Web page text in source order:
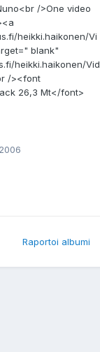
/>One video
heikki.haikonen/Vi
blank"
heikki.haikonen/Vid
/><font
26,3 Mt</font>
Raportoi albumi